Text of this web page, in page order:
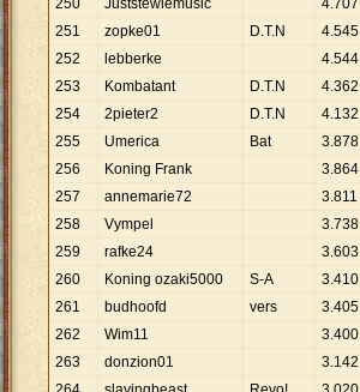
250 Juststewiemusic 4.707
251
zopke01 D.T.N 4.545
252
lebberke 4.544
253
Kombatant D.T.N 4.362
254
2pieter2 D.T.N 4.132
255
Umerica Bat 3.878
256
Koning Frank 3.864
257
annemarie72 3.811
258
Vympel 3.738
259
rafke24 3.603
260
Koning ozaki5000 S-A 3.410
261
budhoofd vers 3.405
262
Wim11 3.400
263
donzion01 3.142